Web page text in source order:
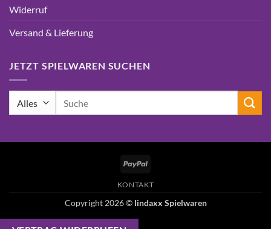
Widerruf
Versand & Lieferung
JETZT SPIELWAREN SUCHEN
PayPal
KONTAKT
Copyright 2026 © lindaxx Spielwaren